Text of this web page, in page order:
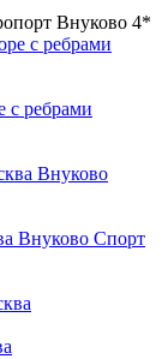
Внуково 4*
с ребрами
Внуково Спорт